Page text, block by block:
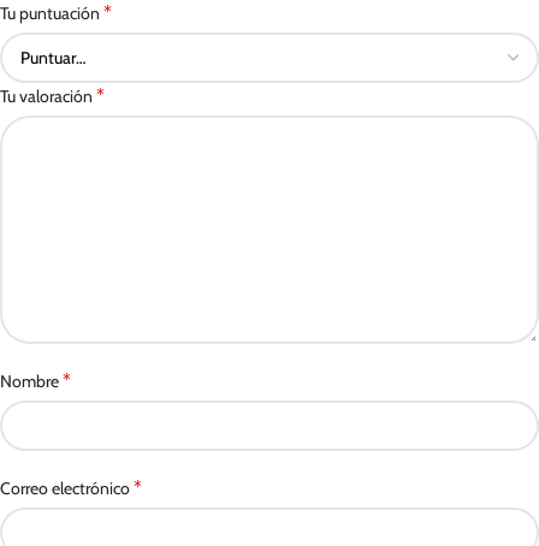
Tu puntuación *
Tu valoración *
Nombre*
Correo electrónico*